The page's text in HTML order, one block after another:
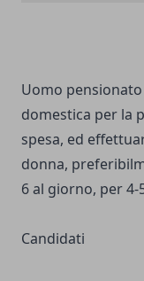
Uomo
domestica per la
spesa, ed
donna,
6 al giorno, per
Candidati